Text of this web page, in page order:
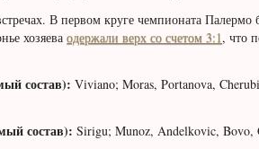
В первом круге чемпионата
хозяеваодержали верх со счетом 3:1, что
состав): Viviano; Moras, Portanova,
состав):Sirigu; Munoz, Andelkovic,